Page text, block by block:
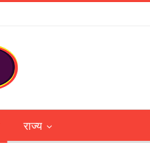
राज्य